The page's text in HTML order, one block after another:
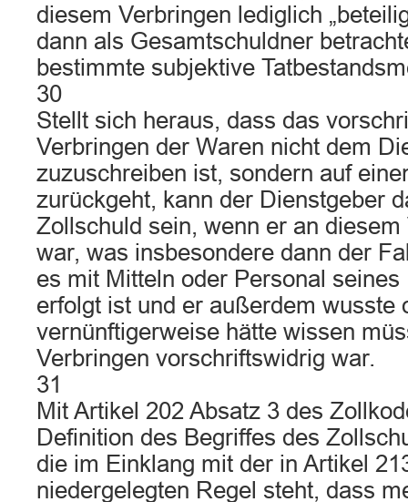
diesem Verbringen lediglich
dann als Gesamtschuldner
bestimmte subjektive
30
Stellt sich heraus, dass das
Verbringen der Waren nicht dem
zuzuschreiben ist, sondern auf
zurückgeht, kann der Dienstgeber
Zollschuld sein, wenn er an
war, was insbesondere dann der
es mit Mitteln oder Personal
erfolgt ist und er außerdem wusste
vernünftigerweise hätte wissen
Verbringen vorschriftswidrig war.
31
Mit Artikel 202 Absatz 3 des
Definition des Begriffes des
die im Einklang mit der in Artikel
niedergelegten Regel steht, dass